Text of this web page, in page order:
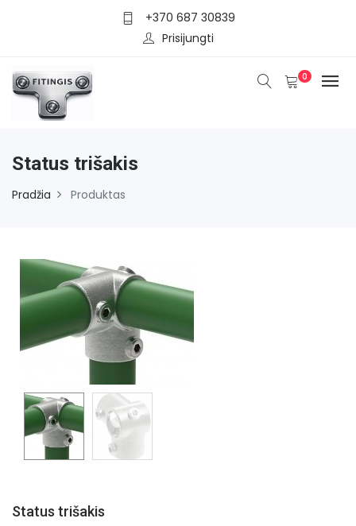
+370 687 30839
Prisijungti
0
Status trišakis
Pradžia Produktas
Status trišakis